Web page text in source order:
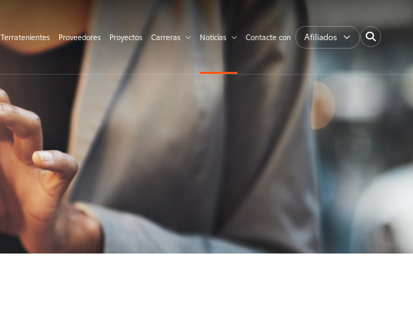
Terratenientes Proveedores Proyectos Carreras Noticias Contacte con Afiliados